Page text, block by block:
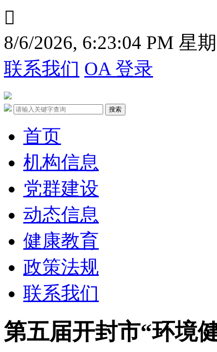

8/6/2026, 6:23:05 PM 星
联系我们 OA 登录
首页
机构信息
党群建设
动态信息
健康教育
政策法规
联系我们
第五届开封市“环境